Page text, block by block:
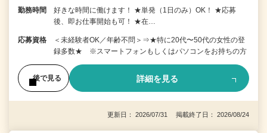
勤務時間
好きな時間に働けます！ ★単発（1日のみ）OK！ ★応募
後、即お仕事開始も可！ ★在…
応募資格
＜未経験者OK／年齢不問＞⇒★特に20代〜50代の女性の登
録多数★ ※スマートフォンもしくはパソコンをお持ちの方
後で見る 詳細を見る
更新日： 2026/07/31 掲載終了日： 2026/08/24